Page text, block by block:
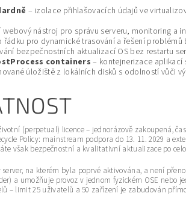
– izolace přihlašovacích údajů ve
nástroj pro správu serveru, monitoring a
pro dynamické trasování a řešení
bezpečnostních aktualizací OS bez restartu
containers – kontejnerizace aplikací
úložiště z lokálních disků s odolností vůči
(perpetual) licence – jednorázově zakoupená,
Policy: mainstream podpora do 13. 11. 2029 a
však bezpečnostní a kvalitativní aktualizace po
na kterém byla poprvé aktivována, a není
a umožňuje provoz v jednom fyzickém OSE nebo
– limit 25 uživatelů a 50 zařízení je zabudován